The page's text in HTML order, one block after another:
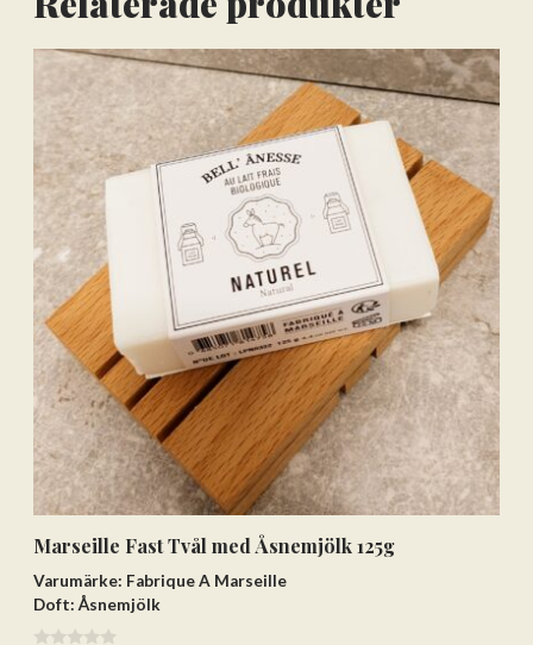
Marseille Fast Tvål med Åsnemjölk 125g
Varumärke: Fabrique A Marseille
Doft: Åsnemjölk
Lägg till varorna i varukorgen
Gå till kassan och välj
Få hem dina varor först. Betala efteråt.
Betala via bankkonto eller
betalkort/kreditkort